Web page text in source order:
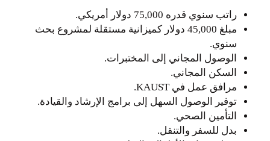
راتب سنوي قدره 75,000 دولار أمريكي.
مبلغ 45,000 دولار كميزانية مستقلة لمشروع بحث
سنوي.
الوصول المجاني إلى المختبرات.
السكن المجاني.
مرافق عمل في KAUST.
توفير الوصول السهل إلى برامج الإرشاد والقيادة.
التأمين الصحي.
بدل للسفر والتنقل.